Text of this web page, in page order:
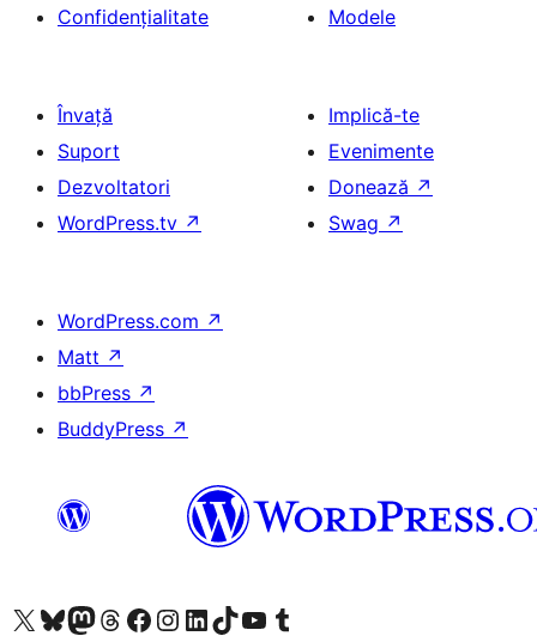
Confidențialitate
Modele
Învață
Suport
Dezvoltatori
WordPress.tv ↗
Implică-te
Evenimente
Donează ↗
Swag ↗
WordPress.com ↗
Matt ↗
bbPress ↗
BuddyPress ↗
Mergi la contul nostru X (fost Twitter)
Vizitează contul nostru Bluesky
Vizitează contul nostru Mastodon
Vizitează contul nostru Threads
Vizitează pagina noastră Facebook
Vizitează-ne pe Instagram
Vizitează-ne pe LinkedIn
Vizitează contul nostru TikTok
Vizitează canalul nostru YouTube
Vizitează contul nostru Tumblr